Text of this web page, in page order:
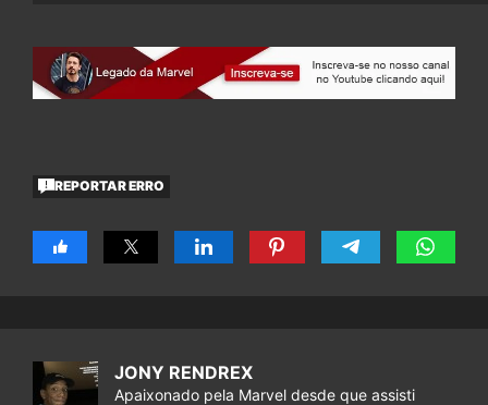
REPORTAR ERRO
JONY RENDREX
Apaixonado pela Marvel desde que assisti